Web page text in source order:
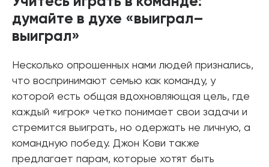
думайте в духе «выиграл–
выиграл»
Несколько опрошенных нами людей признались,
что воспринимают семью как команду, у
которой есть общая вдохновляющая цель, где
каждый «игрок» четко понимает свои задачи и
стремится выиграть, но одержать не личную, а
командную победу. Джон Кови также
предлагает парам, которые хотят быть